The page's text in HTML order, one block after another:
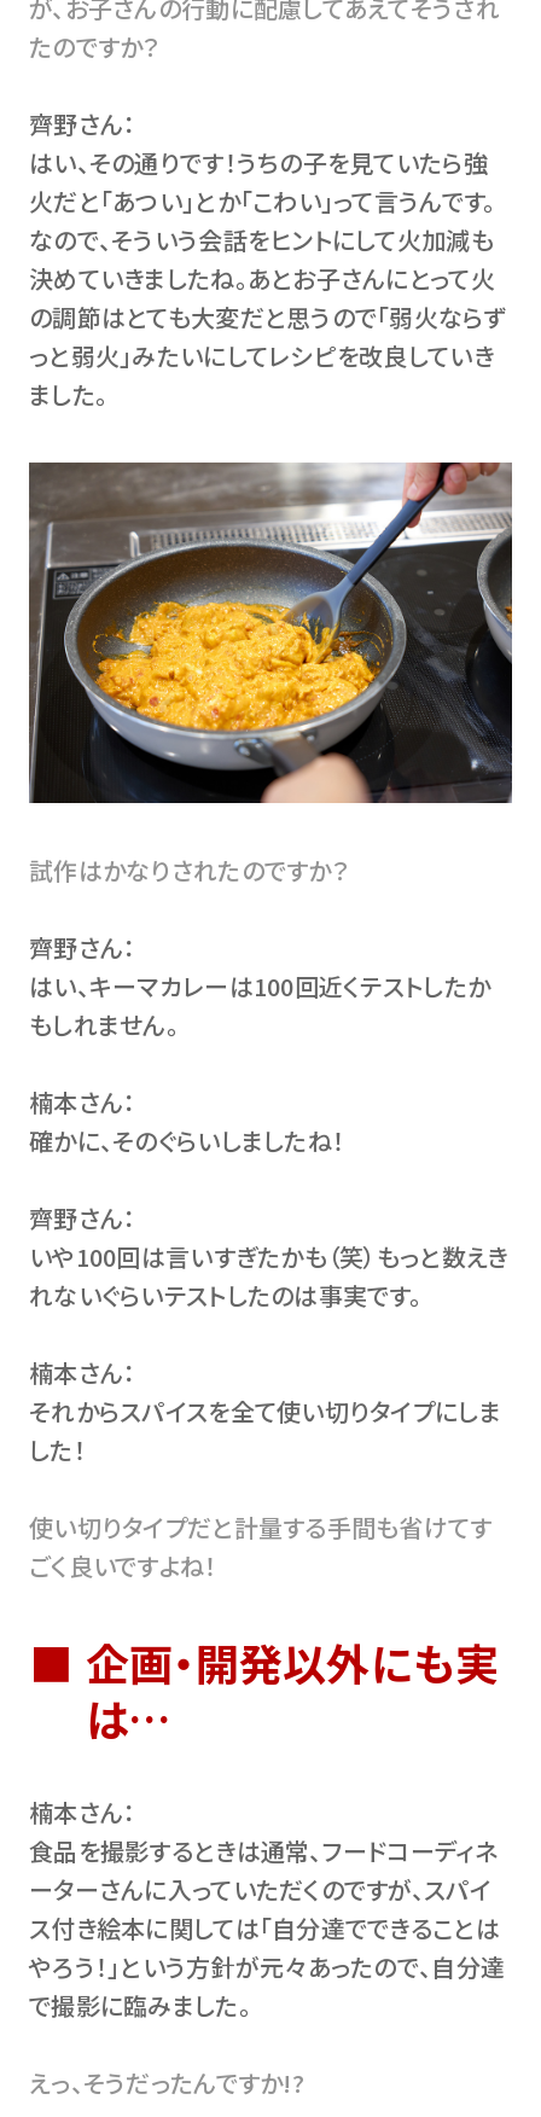
が、お子さんの行動に配慮してあえてそうされ
たのですか？
齊野さん：
はい、その通りです！うちの子を見ていたら強
火だと「あつい」とか「こわい」って言うんです。
なので、そういう会話をヒントにして火加減も
決めていきましたね。あとお子さんにとって火
の調節はとても大変だと思うので「弱火ならず
っと弱火」みたいにしてレシピを改良していき
ました。
試作はかなりされたのですか？
齊野さん：
はい、キーマカレーは100回近くテストしたか
もしれません。
楠本さん：
確かに、そのぐらいしましたね！
齊野さん：
いや100回は言いすぎたかも（笑）もっと数えき
れないぐらいテストしたのは事実です。
楠本さん：
それからスパイスを全て使い切りタイプにしま
した！
使い切りタイプだと計量する手間も省けてす
ごく良いですよね！
企画・開発以外にも実
は…
楠本さん：
食品を撮影するときは通常、フードコーディネ
ーターさんに入っていただくのですが、スパイ
ス付き絵本に関しては「自分達でできることは
やろう！」という方針が元々あったので、自分達
で撮影に臨みました。
えっ、そうだったんですか!?